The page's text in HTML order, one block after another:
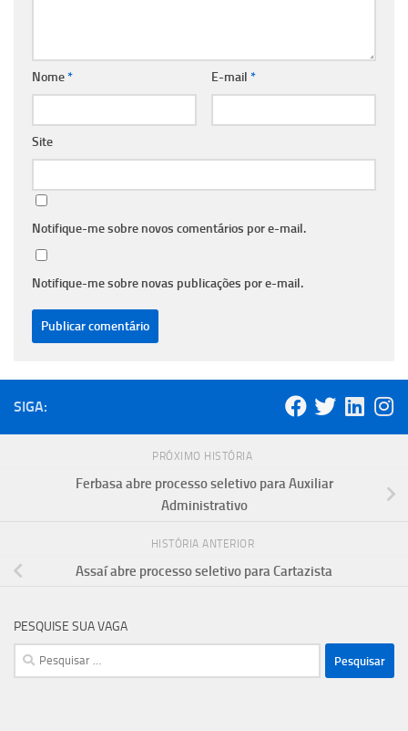
Nome* E-mail *
Site
Notifique-me sobre novos comentários por e-mail.
Notifique-me sobre novas publicações por e-mail.
SIGA:
PRÓXIMO HISTÓRIA
Ferbasa abre processo seletivo para Auxiliar
Administrativo
HISTÓRIA ANTERIOR
Assaí abre processo seletivo para Cartazista
PESQUISE SUA VAGA
Pesquisar
por: